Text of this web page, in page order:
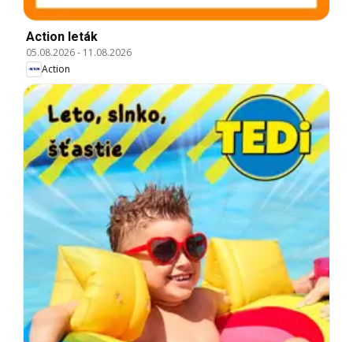
Action leták
05.08.2026- 11.08.2026
Action